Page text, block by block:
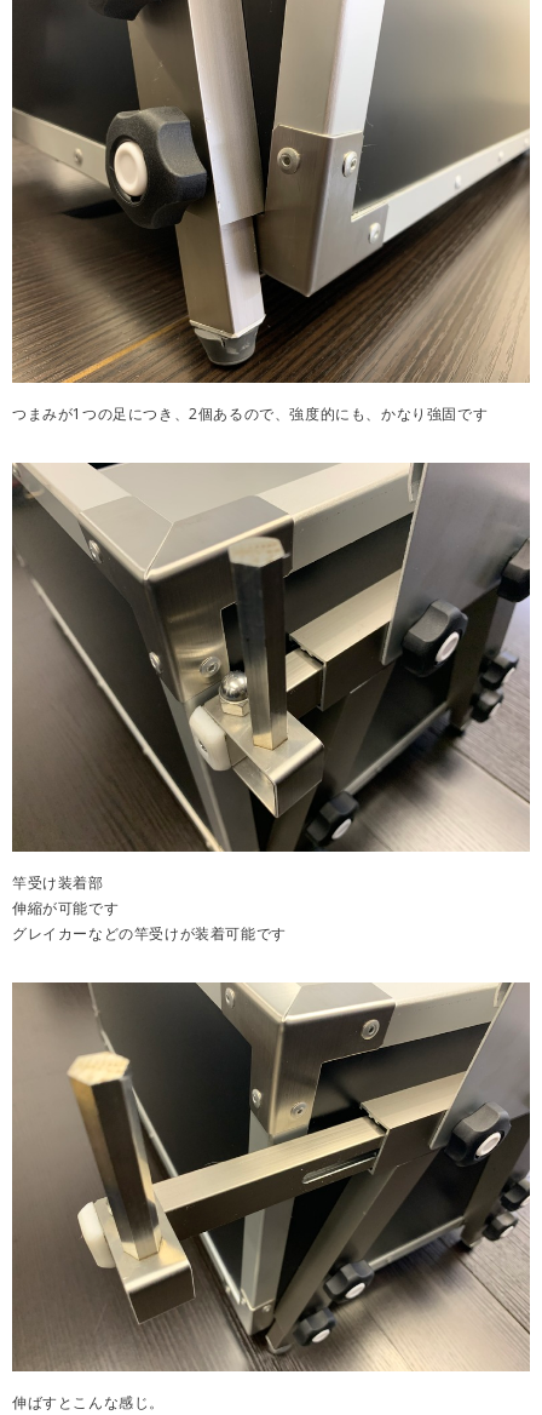
つまみが1つの足につき、2個あるので、強度的にも、かなり強固です
竿受け装着部
伸縮が可能です
グレイカーなどの竿受けが装着可能です
伸ばすとこんな感じ。